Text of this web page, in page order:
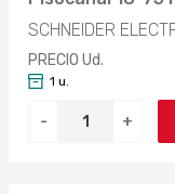
SCHNEIDER
PRECIO Ud.
- +
1 u.